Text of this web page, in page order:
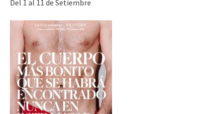
Del 1 al 11 de Setiembre